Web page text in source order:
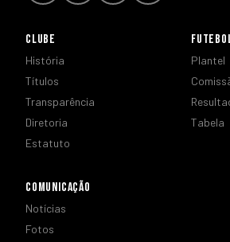
CLUBE
História
Títulos
Transparência
Diretoria
Estatuto
Plantel
Tabela
COMUNICAÇÃO
Notícias
Fotos